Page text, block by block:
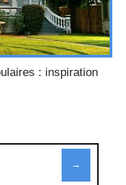
: inspiration